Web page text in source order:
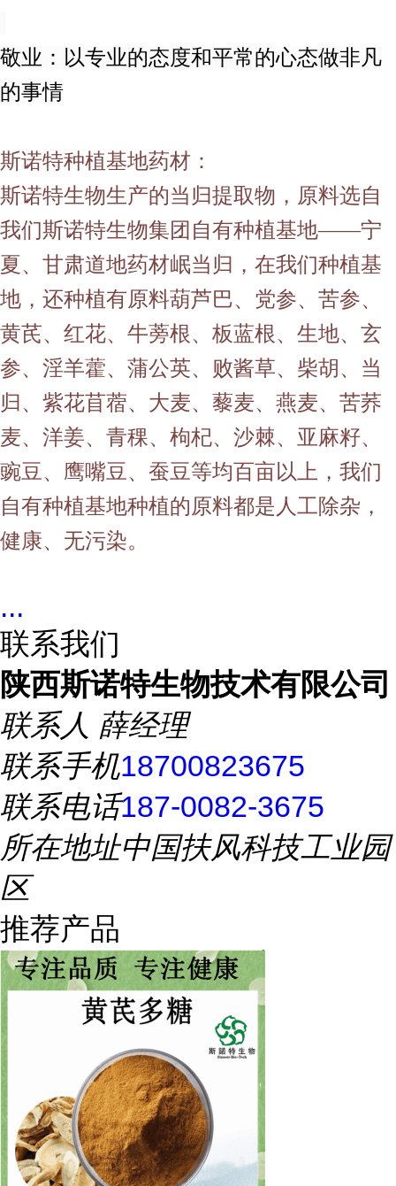
敬业：以专业的态度和平常的心态做非凡
的事情
斯诺特种植基地药材：
斯诺特生物生产的当归提取物，原料选自
我们斯诺特生物集团自有种植基地——宁
夏、甘肃道地药材岷当归，在我们种植基
地，还种植有原料葫芦巴、党参、苦参、
黄芪、红花、牛蒡根、板蓝根、生地、玄
参、淫羊藿、蒲公英、败酱草、柴胡、当
归、紫花苜蓿、大麦、藜麦、燕麦、苦荞
麦、洋姜、青稞、枸杞、沙棘、亚麻籽、
豌豆、鹰嘴豆、蚕豆等均百亩以上，我们
自有种植基地种植的原料都是人工除杂，
健康、无污染。
...
联系我们
陕西斯诺特生物技术有限公司
联系人 薛经理
联系手机18700823675
联系电话187-0082-3675
所在地址中国扶风科技工业园
区
推荐产品